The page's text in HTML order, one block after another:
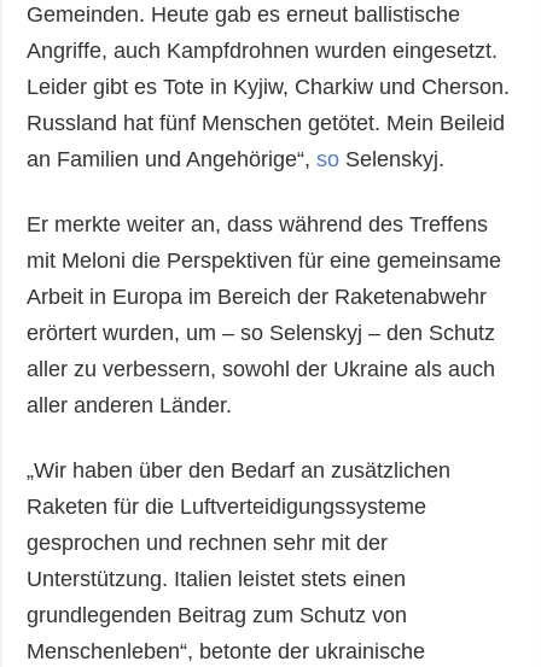
Gemeinden. Heute gab es erneut ballistische
Angriffe, auch Kampfdrohnen wurden eingesetzt.
Leider gibt es Tote in Kyjiw, Charkiw und Cherson.
Russland hat fünf Menschen getötet. Mein Beileid
an Familien und Angehörige“,so Selenskyj.
Er merkte weiter an, dass während des Treffens
mit Meloni die Perspektiven für eine gemeinsame
Arbeit in Europa im Bereich der Raketenabwehr
erörtert wurden, um – so Selenskyj – den Schutz
aller zu verbessern, sowohl der Ukraine als auch
aller anderen Länder.
„Wir haben über den Bedarf an zusätzlichen
Raketen für die Luftverteidigungssysteme
gesprochen und rechnen sehr mit der
Unterstützung. Italien leistet stets einen
grundlegenden Beitrag zum Schutz von
Menschenleben“, betonte der ukrainische